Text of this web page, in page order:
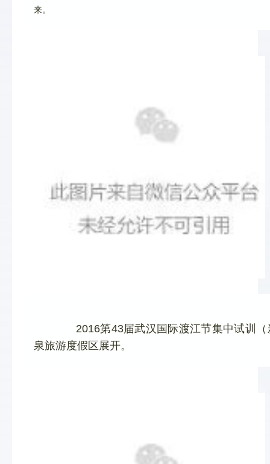
来。
2016第43届武汉国际渡江节集中试训（
泉旅游度假区展开。